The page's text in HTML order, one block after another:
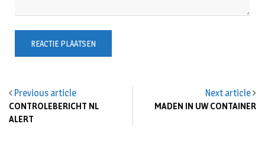
Previous article
CONTROLEBERICHT NL
ALERT
Next article
MADEN IN UW CONTAINER